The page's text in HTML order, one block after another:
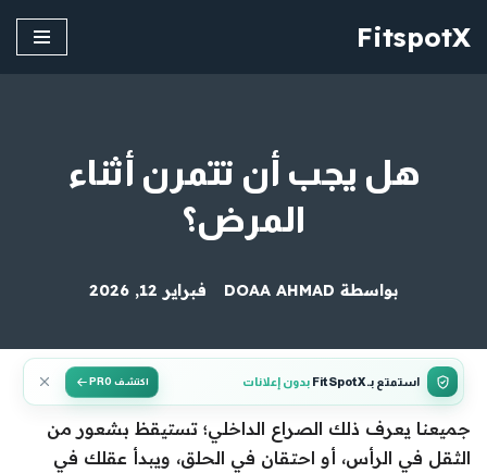
FitspotX
هل يجب أن تتمرن أثناء
المرض؟
بواسطة DOAA AHMAD فبراير 12, 2026
استمتع بـ FitSpotX بدون إعلانات اكتشف PRO
جميعنا يعرف ذلك الصراع الداخلي؛ تستيقظ بشعور من
الثقل في الرأس، أو احتقان في الحلق، ويبدأ عقلك في